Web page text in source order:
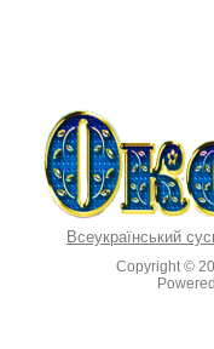
Всеукраїнський
Copyright ©